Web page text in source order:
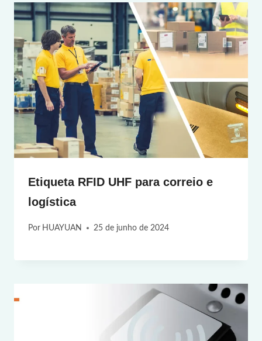
Etiqueta RFID UHF para correio e
logística
Por HUAYUAN 25 de junho de 2024